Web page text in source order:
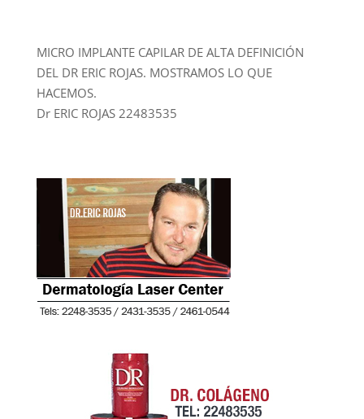
MICRO IMPLANTE CAPILAR DE ALTA DEFINICIÓN
DEL DR ERIC ROJAS. MOSTRAMOS LO QUE
HACEMOS.
Dr ERIC ROJAS 22483535